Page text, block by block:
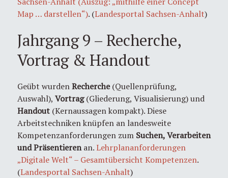
Map … darstellen“). (Landesportal Sachsen-Anhalt)
Jahrgang 9 – Recherche,
Vortrag & Handout
Geübt wurdenRecherche(Quellenprüfung,
Auswahl), Vortrag(Gliederung, Visualisierung) und
Handout (Kernaussagen kompakt). Diese
Arbeitstechniken knüpfen an landesweite
Kompetenzanforderungen zum Suchen, Verarbeiten
und Präsentierenan.Lehrplananforderungen
„Digitale Welt“ – Gesamtübersicht Kompetenzen.
(Landesportal Sachsen-Anhalt)